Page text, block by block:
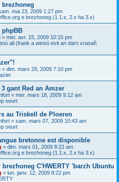
mai 23, 2009 1:27 pm
e brezhoneg (1.1.x, 2.x ha 3.x)
phpBB
« mer. avr. 15, 2009 10:15 pm
all (frank a wirioù evit an darn vrasañ
« dim. mars 29, 2009 7:10 pm
gant Red an Amzer
« mer. mars 18, 2009 9:12 am
seurt
au Triskell de Ploeren
« sam. mars 07, 2009 10:43 am
seurt
bretonne est disponible
« dim. mars 01, 2009 8:22 am
e brezhoneg (1.1.x, 2.x ha 3.x)
C'HWERTY 'barzh Ubuntu
« lun. janv. 12, 2009 8:22 pm